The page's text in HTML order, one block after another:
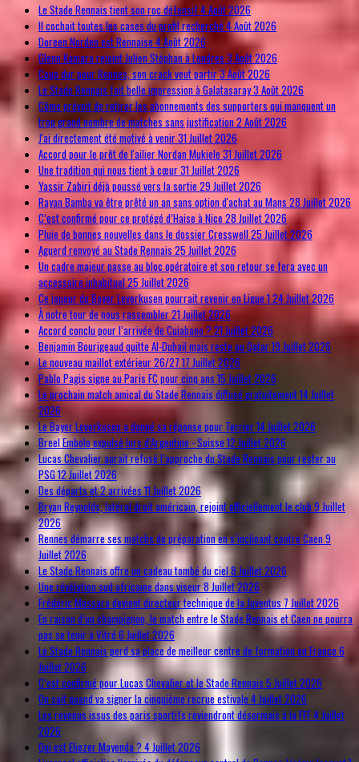
Le Stade Rennais tient son roc défensif 4 Août 2026
Il cochait toutes les cases du profil recherché4 Août 2026
Doreen Norden est Rennaise 4 Août 2026
Glenn Kamara rejoint Julien Stéphan à Londres 3 Août 2026
Coup dur pour Rennes, son crack veut partir3 Août 2026
Le Stade Rennais fait belle impression à Galatasaray3 Août 2026
Côme prévoit de retirer les abonnements des supporters qui manquent un
trop grand nombre de matches sans justification2 Août 2026
J'ai directement été motivé à venir31 Juillet 2026
Accord pour le prêt de l'ailier Nordan Mukiele31 Juillet 2026
Une tradition qui nous tient à cœur31 Juillet 2026
Yassir Zabiri déjà poussé vers la sortie 29 Juillet 2026
Rayan Bamba va être prêté un an sans option d'achat au Mans 28 Juillet 2026
C’est confirmé pour ce protégé d’Haise à Nice 28 Juillet 2026
Pluie de bonnes nouvelles dans le dossier Cresswell25 Juillet 2026
Aguerd renvoyé au Stade Rennais 25 Juillet 2026
Un cadre majeur passe au bloc opératoire et son retour se fera avec un
accessoire inhabituel25 Juillet 2026
Ce joueur du Bayer Leverkusen pourrait revenir en Ligue 124 Juillet 2026
À notre tour de nous rassembler21 Juillet 2026
Accord conclu pour l’arrivée de Cuiabano ? 21 Juillet 2026
Benjamin Bourigeaud quitte Al-Duhail mais reste au Qatar19 Juillet 2026
Le nouveau maillot extérieur 26/27 17 Juillet 2026
Pablo Pagis signe au Paris FC pour cinq ans 15 Juillet 2026
Le prochain match amical du Stade Rennais diffusé gratuitement14 Juillet
2026
Le Bayer Leverkusen a donné sa réponse pour Terrier14 Juillet 2026
Breel Embolo expulsé lors d’Argentine - Suisse 12 Juillet 2026
Lucas Chevalier aurait refusé l’approche du Stade Rennais pour rester au
PSG12 Juillet 2026
Des départs et 2 arrivées11 Juillet 2026
Bryan Reynolds, latéral droit américain, rejoint officiellement le club9 Juillet
2026
Rennes démarre ses matchs de préparation en s’inclinant contre Caen 9
Juillet 2026
Le Stade Rennais offre un cadeau tombé du ciel8 Juillet 2026
Une révélation sud africaine dans viseur8 Juillet 2026
Frédéric Massara devient directeur technique de la Juventus7 Juillet 2026
En raison d’un champignon, le match entre le Stade Rennais et Caen ne pourra
pas se tenir à Vitré 6 Juillet 2026
Le Stade Rennais perd sa place de meilleur centre de formation en France 6
Juillet 2026
C’est confirmé pour Lucas Chevalier et le Stade Rennais 5 Juillet 2026
On sait quand va signer la cinquième recrue estivale 4 Juillet 2026
Les revenus issus des paris sportifs reviendront désormais à la FFF4 Juillet
2026
Qui est Eliezer Mayenda ? 4 Juillet 2026